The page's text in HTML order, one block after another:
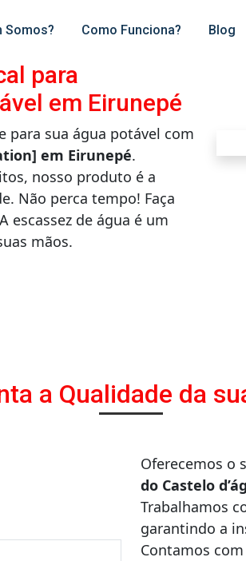
Somos? Como Funciona? Blog
para
em Eirunepé
para sua água potável com
em Eirunepé.
nosso produto é a
Não perca tempo! Faça
escassez de água é um
mãos.
a Qualidade da
Oferecemos o
do Castelo
Trabalhamos
garantindo a
Contamos